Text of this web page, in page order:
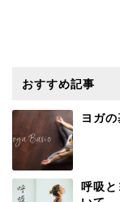
おすすめ記事
ヨガ
呼吸